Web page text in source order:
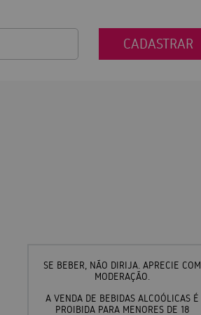
CADASTRAR
SE BEBER, NÃO DIRIJA. APRECIE COM
MODERAÇÃO.
A VENDA DE BEBIDAS ALCOÓLICAS É
PROIBIDA PARA MENORES DE 18